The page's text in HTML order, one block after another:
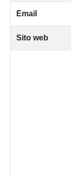
Email
Sito web